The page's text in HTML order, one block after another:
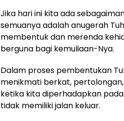
Jika hari ini kita ada
semuanya adalah anugerah
membentuk dan merenda
berguna bagi kemuliaan-Nya.
Dalam proses pembentukan
menikmati berkat,
ketika kita diperhadapkan
tidak memiliki jalan keluar.